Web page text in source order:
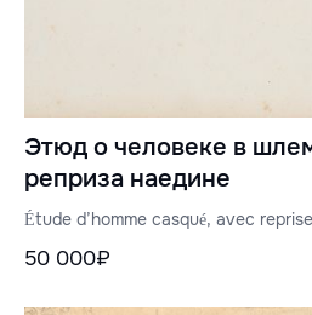
Этюд о человеке в
реприза наедине
Étude d’homme casqué, avec
50 000₽